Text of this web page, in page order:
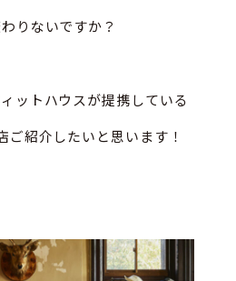
りないですか？
ットハウスが提携している
ご紹介したいと思います！